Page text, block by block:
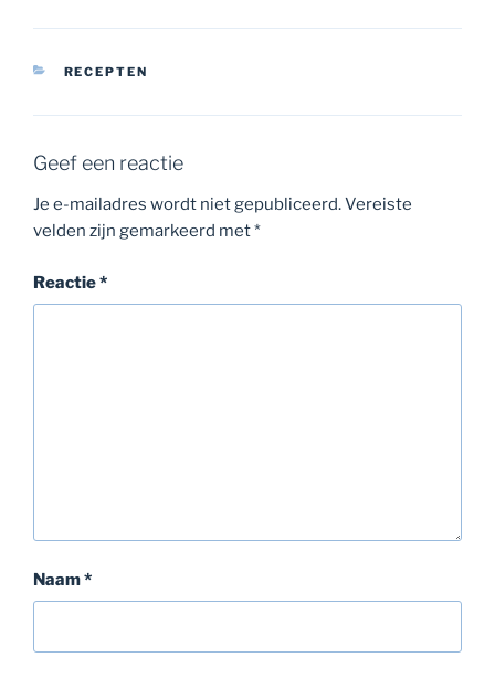
CATEGORIEËN
RECEPTEN
Geef een reactie
Je e-mailadres wordt niet gepubliceerd.Vereiste
velden zijn gemarkeerd met*
Reactie*
Naam*